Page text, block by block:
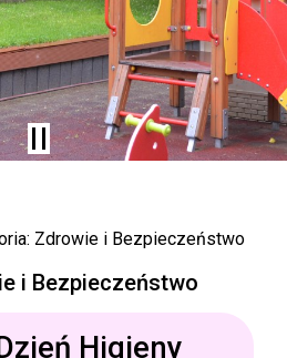
Zdrowie i Bezpieczeństwo
i Bezpieczeństwo
Higieny